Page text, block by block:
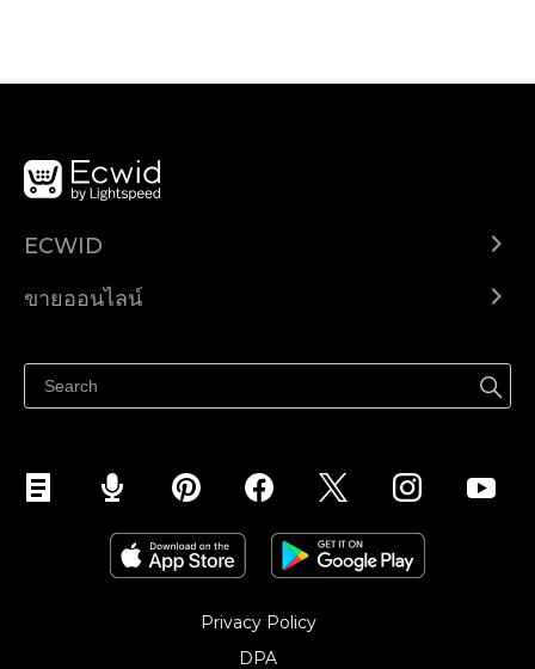
ECWID
ราคา
ขายออนไลน์
ขายบนเฟสบุ๊ค
Privacy Policy
DPA